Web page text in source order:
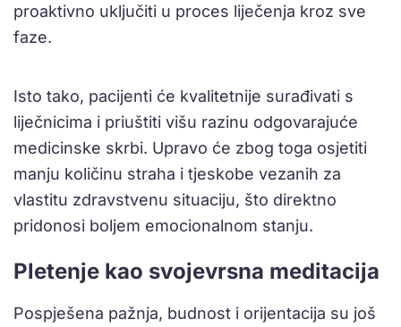
proaktivno uključiti u proces liječenja kroz sve
faze.
Isto tako, pacijenti će kvalitetnije surađivati ​​s
liječnicima i priuštiti višu razinu odgovarajuće
medicinske skrbi. Upravo će zbog toga osjetiti
manju količinu straha i tjeskobe vezanih za
vlastitu zdravstvenu situaciju, što direktno
pridonosi boljem emocionalnom stanju.
Pletenje kao svojevrsna meditacija
Pospješena pažnja, budnost i orijentacija su još